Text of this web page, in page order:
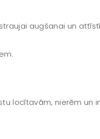
augšanai un
locītavām, nierēm un